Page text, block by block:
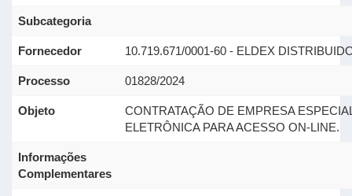
Subcategoria
Fornecedor 10.719.671/0001-60 - ELDEX
Processo 01828/2024
Objeto
CONTRATAÇÃO DE EMPRESA
ELETRÔNICA PARA ACESSO ON-LINE.
Informações
Complementares